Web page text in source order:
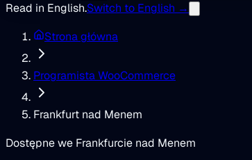
Read in English.Switch to English →
Strona główna
Programista WooCommerce
Frankfurt nad Menem
Dostępne we Frankfurcie nad Menem